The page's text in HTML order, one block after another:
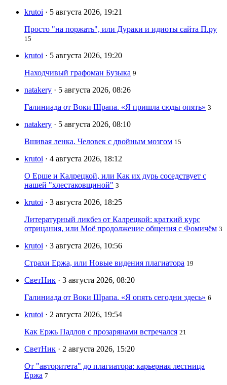
krutoi · 5 августа 2026, 19:21
Просто "на поржать", или Дураки и идиоты сайта П.ру
15
krutoi · 5 августа 2026, 19:20
Находчивый графоман Бузыка 9
natakery · 5 августа 2026, 08:26
Галиниада от Воки Шрапа. «Я пришла сюды опять» 3
natakery · 5 августа 2026, 08:10
Вшивая ленка. Человек с двойным мозгом 15
krutoi · 4 августа 2026, 18:12
О Ерше и Калрецкой, или Как их дурь соседствует с
нашей "хлестаковщиной" 3
krutoi · 3 августа 2026, 18:25
Литературный ликбез от Калрецкой: краткий курс
отрицания, или Моё продолжение общения с Фомичём 3
krutoi · 3 августа 2026, 10:56
Страхи Ержа, или Новые видения плагиатора 19
СветНик · 3 августа 2026, 08:20
Галиниада от Воки Шрапа. «Я опять сегодни здесь» 6
krutoi · 2 августа 2026, 19:54
Как Ержь Падлов с прозарянами встречался 21
СветНик · 2 августа 2026, 15:20
От "авторитета" до плагиатора: карьерная лестница
Ержа 7